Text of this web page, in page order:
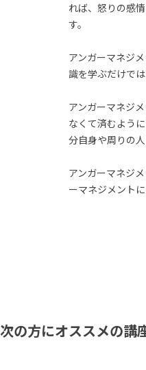
れば、怒りの感
す。
アンガーマネジ
識を学ぶだけで
アンガーマネジ
なくて済むよう
分自身や周りの
アンガーマネジ
ーマネジメント
次の方にオススメの講